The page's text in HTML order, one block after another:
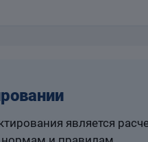
является